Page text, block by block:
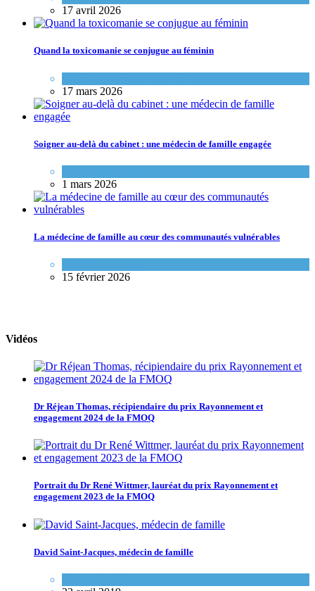
17 avril 2026
Quand la toxicomanie se conjugue au féminin
17 mars 2026
Soigner au-delà du cabinet : une médecin de famille engagée
1 mars 2026
La médecine de famille au cœur des communautés vulnérables
15 février 2026
Vidéos
Dr Réjean Thomas, récipiendaire du prix Rayonnement et
engagement 2024 de la FMOQ
Portrait du Dr René Wittmer, lauréat du prix Rayonnement et
engagement 2023 de la FMOQ
David Saint-Jacques, médecin de famille